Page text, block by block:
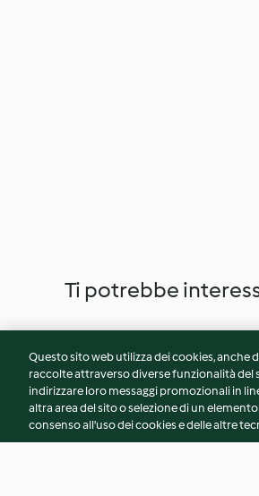
Ti potrebbe
Questo sito web utilizza dei cookies, anche
raccolte attraverso diverse funzionalità del
indirizzare loro messaggi promozionali in
altra area del sito o selezione di un
consenso all'uso dei cookies e delle altre